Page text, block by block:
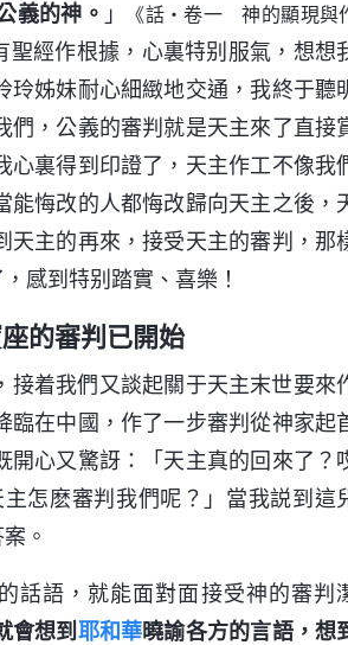
義的神。 」
《話・卷一 神的顯現與
聖經作根據，心裏特别服氣，想想
姊妹耐心細緻地交通，我終于聽
們，公義的審判就是天主來了直接
裏得到印證了，天主作工不像我
悔改的人都悔改歸向天主之後，
天主的再來，接受天主的審判，那
感到特别踏實、喜樂！
的審判已開始
着我們又談起關于天主末世要來
在中國，作了一步審判從神家起
心又驚訝：「天主真的回來了？
怎麽審判我們呢？」當我説到這
。
話語，就能面對面接受神的審判
會想到 耶和華曉諭各方的言語，想